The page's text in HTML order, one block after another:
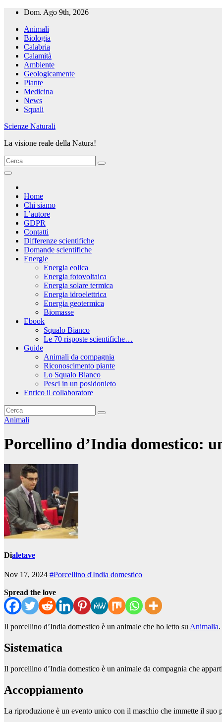
Salta
contenuto
Dom. Ago 9th, 2026
Animali
Biologia
Calabria
Calamità
Ambiente
Geologicamente
Piante
Medicina
News
Squali
Scienze Naturali
La visione reale della Natura!
Home
Chi siamo
L’autore
GDPR
Contatti
Differenze scientifiche
Domande scientifiche
Energie
Energia eolica
Energia fotovoltaica
Energia solare termica
Energia idroelettrica
Energia geotermica
Biomasse
Ebook
Squalo Bianco
Le 70 risposte scientifiche…
Guide
Animali da compagnia
Riconoscimento piante
Lo Squalo Bianco
Pesci in un posidonieto
Enrico il collaboratore
Animali
Porcellino d’India domestico:
Dialetave
Nov 17, 2024 #Porcellino d'India domestico
Spread the love
Il porcellino d’India domestico è un animale che ho letto suAnimalia.
Sistematica
Il porcellino d’India domestico è un animale da compagnia che
Accoppiamento
La riproduzione è un evento unico con il maschio che immette il suo